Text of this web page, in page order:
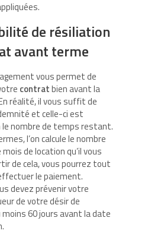
de résiliation
avant terme
vous permet de
contratbien avant la
réalité, il vous suffit de
et celle-ci est
le nombre de temps restant.
l’on calcule le nombre
de location qu’il vous
de cela, vous pourrez tout
le paiement.
devez prévenir votre
de votre désir de
moins 60 jours avant la date